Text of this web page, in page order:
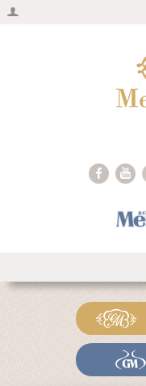
Fiere ed Eventi